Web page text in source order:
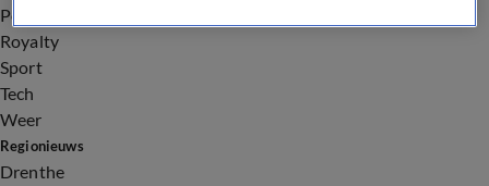
Politiek
Royalty
Sport
Tech
Weer
Regionieuws
Drenthe